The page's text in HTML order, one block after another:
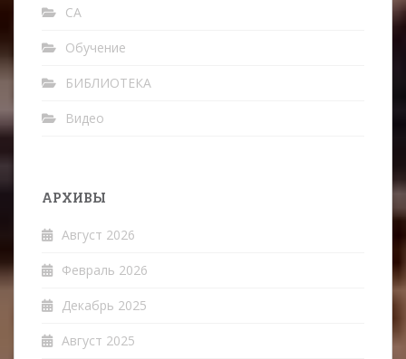
CA
Oбучение
БИБЛИОТЕКА
Видео
АРХИВЫ
Август 2026
Февраль 2026
Декабрь 2025
Август 2025